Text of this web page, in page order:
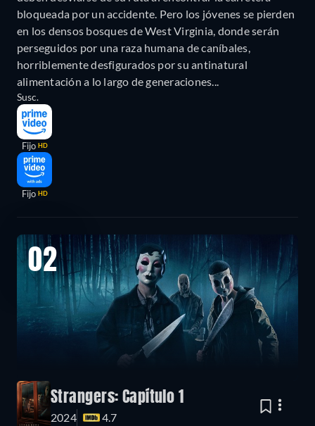
bloqueada por un accidente. Pero los jóvenes se pierden
en los densos bosques de West Virginia, donde serán
perseguidos por una raza humana de caníbales,
horriblemente desfigurados por su antinatural
alimentación a lo largo de generaciones...
Susc.
Fijo HD
Fijo HD
02
Strangers: Capítulo 1
2024
4.7